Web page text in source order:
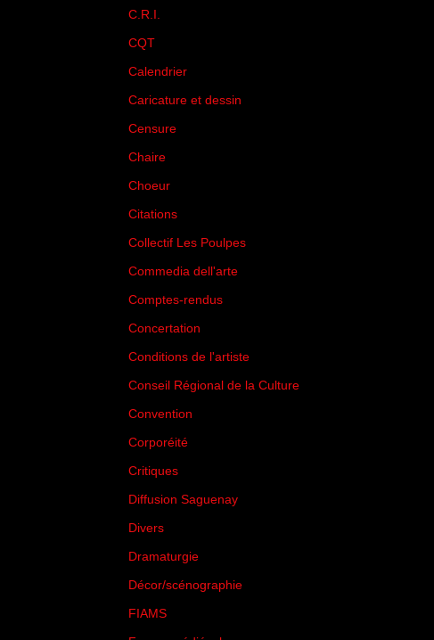
C.R.I.
CQT
Calendrier
Caricature et dessin
Censure
Chaire
Choeur
Citations
Collectif Les Poulpes
Commedia dell'arte
Comptes-rendus
Concertation
Conditions de l'artiste
Conseil Régional de la Culture
Convention
Corporéité
Critiques
Diffusion Saguenay
Divers
Dramaturgie
Décor/scénographie
FIAMS